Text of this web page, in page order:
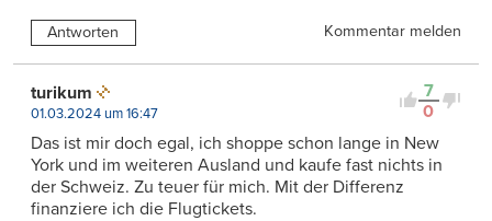
Antworten Kommentar melden
7
0
turikum
01.03.2024 um 16:47
Das ist mir doch egal, ich shoppe schon lange in New
York und im weiteren Ausland und kaufe fast nichts in
der Schweiz. Zu teuer für mich. Mit der Differenz
finanziere ich die Flugtickets.